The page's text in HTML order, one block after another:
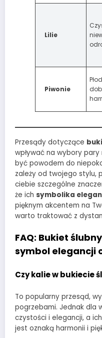
Lilie
Piwonie
Przesądy dotyczące
wpływać na wybory pary
być powodem do
zależy od twojego stylu,
ciebie szczególne
że ich symbolika
pięknym akcentem na
warto traktować z
FAQ: Bukiet
symbol elegancji
Czy kalie w bukiecie
To popularny przesąd,
pogrzebami. Jednak dla
czystości i elegancji, a
jest oznaką harmonii i